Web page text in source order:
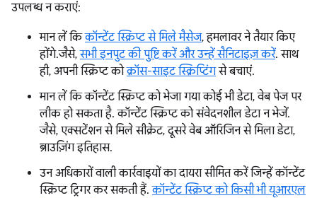
उपलब्ध न कराएं:
मान लें किकॉन्टेंट स्क्रिप्ट से मिले मैसेज, हमलावर ने तैयार किए
होंगे.जैसे,सभी इनपुट की पुष्टि करें और उन्हें सैनिटाइज़ करें. साथ
ही, अपनी स्क्रिप्ट कोक्रॉस-साइट स्क्रिप्टिंगसे बचाएं.
मान लें कि कॉन्टेंट स्क्रिप्ट को भेजा गया कोई भी डेटा, वेब पेज पर
लीक हो सकता है. कॉन्टेंट स्क्रिप्ट को संवेदनशील डेटा न भेजें.
जैसे, एक्सटेंशन से मिले सीक्रेट, दूसरे वेब ऑरिजिन से मिला डेटा,
ब्राउज़िंग इतिहास.
उन अधिकारों वाली कार्रवाइयों का दायरा सीमित करें जिन्हें कॉन्टेंट
स्क्रिप्ट ट्रिगर कर सकती हैं.कॉन्टेंट स्क्रिप्ट को किसी भी यूआरएल